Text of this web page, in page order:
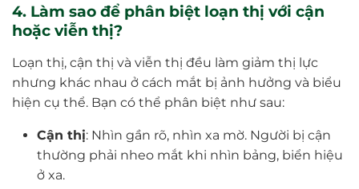
4. Làm sao để phân biệt loạn thị với cận
hoặc viễn thị?
Loạn thị, cận thị và viễn thị đều làm giảm thị lực
nhưng khác nhau ở cách mắt bị ảnh hưởng và biểu
hiện cụ thể. Bạn có thể phân biệt như sau:
Cận thị: Nhìn gần rõ, nhìn xa mờ. Người bị cận
thường phải nheo mắt khi nhìn bảng, biển hiệu
ở xa.